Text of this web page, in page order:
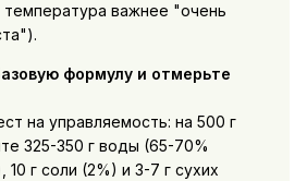
температура важнее "очень
формулу и отмерьте
на управляемость: на 500 г
325-350 г воды (65-70%
10 г соли (2%) и 3-7 г сухих